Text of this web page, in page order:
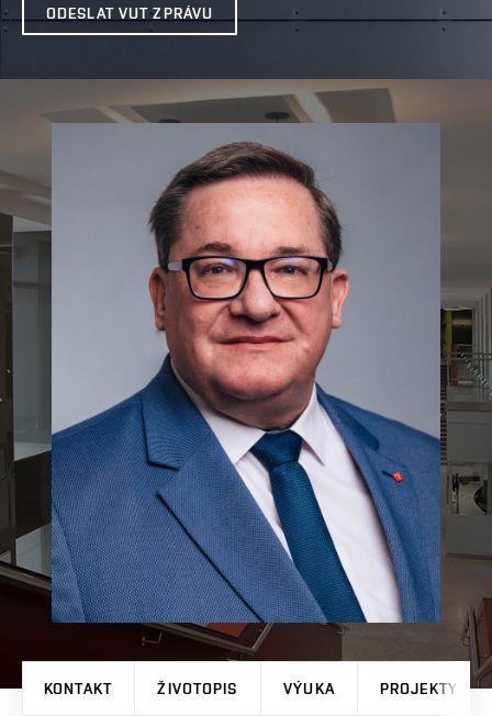
ODESLAT VUT ZPRÁVU
KONTAKT ŽIVOTOPIS VÝUKA PROJEKTY